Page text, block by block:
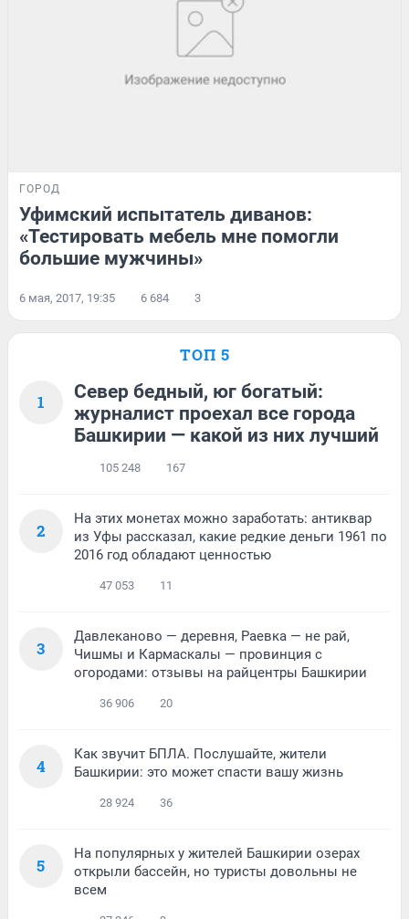
ГОРОД
Уфимский испытатель диванов:
«Тестировать мебель мне помогли
большие мужчины»
6 мая, 2017, 19:35 6 684 3
ТОП 5
1
Север бедный, юг богатый:
журналист проехал все города
Башкирии — какой из них лучший
105 248 167
2
На этих монетах можно заработать: антиквар
из Уфы рассказал, какие редкие деньги 1961 по
2016 год обладают ценностью
47 053 11
3
Давлеканово — деревня, Раевка — не рай,
Чишмы и Кармаскалы — провинция с
огородами: отзывы на райцентры Башкирии
36 906 20
4
Как звучит БПЛА. Послушайте, жители
Башкирии: это может спасти вашу жизнь
28 924 36
5
На популярных у жителей Башкирии озерах
открыли бассейн, но туристы довольны не
всем